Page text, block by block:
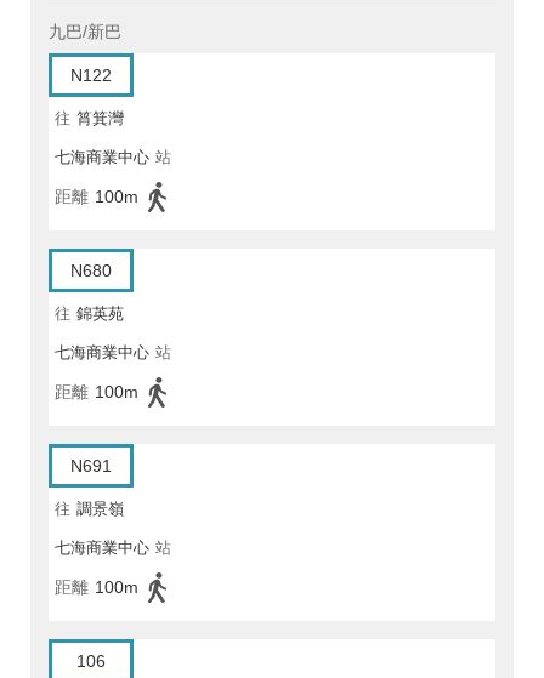
九巴/新巴
N122
往 筲箕灣
七海商業中心 站
距離 100m
N680
往 錦英苑
七海商業中心 站
距離 100m
N691
往 調景嶺
七海商業中心 站
距離 100m
106